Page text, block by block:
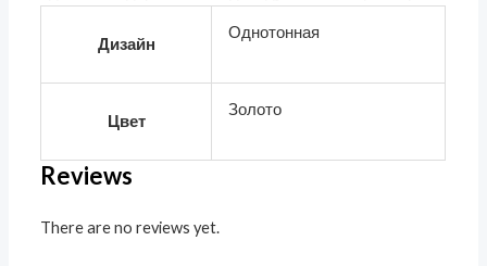
Дизайн
Однотонная
Цвет
Золото
Reviews
There are no reviews yet.